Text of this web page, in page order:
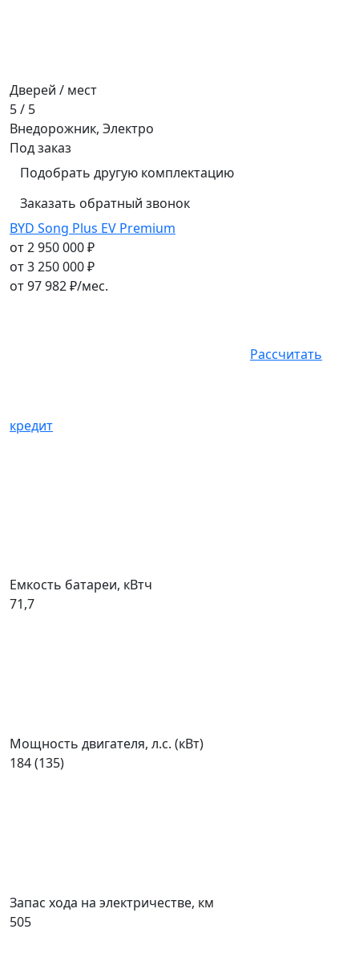
Дверей / мест
5 / 5
Внедорожник, Электро
Под заказ
Подобрать другую комплектацию
Заказать обратный звонок
BYD Song Plus EV Premium
от 2 950 000 ₽
от 3 250 000 ₽
от97 982₽/мес.
Рассчитать
кредит
Емкость батареи, кВтч
71,7
Мощность двигателя, л.с. (кВт)
184 (135)
Запас хода на электричестве, км
505